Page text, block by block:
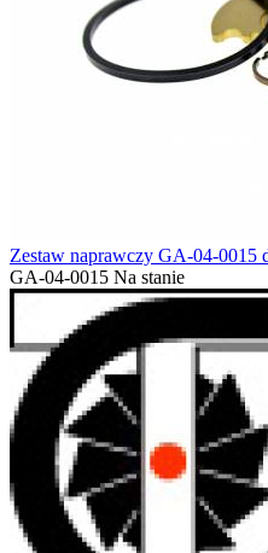
Zestaw naprawczy GA-04-
GA-04-0015 Na stanie